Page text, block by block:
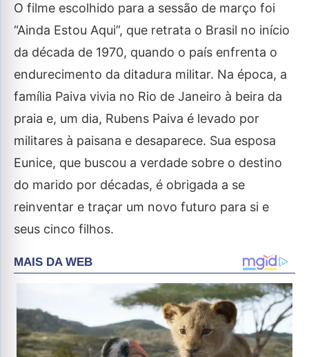
O filme escolhido para a sessão de março foi
“Ainda Estou Aqui”, que retrata o Brasil no início
da década de 1970, quando o país enfrenta o
endurecimento da ditadura militar. Na época, a
família Paiva vivia no Rio de Janeiro à beira da
praia e, um dia, Rubens Paiva é levado por
militares à paisana e desaparece. Sua esposa
Eunice, que buscou a verdade sobre o destino
do marido por décadas, é obrigada a se
reinventar e traçar um novo futuro para si e
seus cinco filhos.